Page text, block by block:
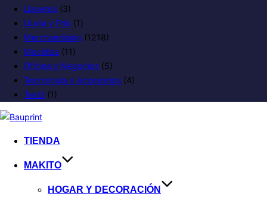
Llaveros (3)
Lluvia y Frio (1)
Merchandising (1218)
Mochilas (11)
Oficina y Negocios (5)
Tecnología y Accesorios (4)
Textil (1)
TIENDA
MAKITO
HOGAR Y DECORACIÓN